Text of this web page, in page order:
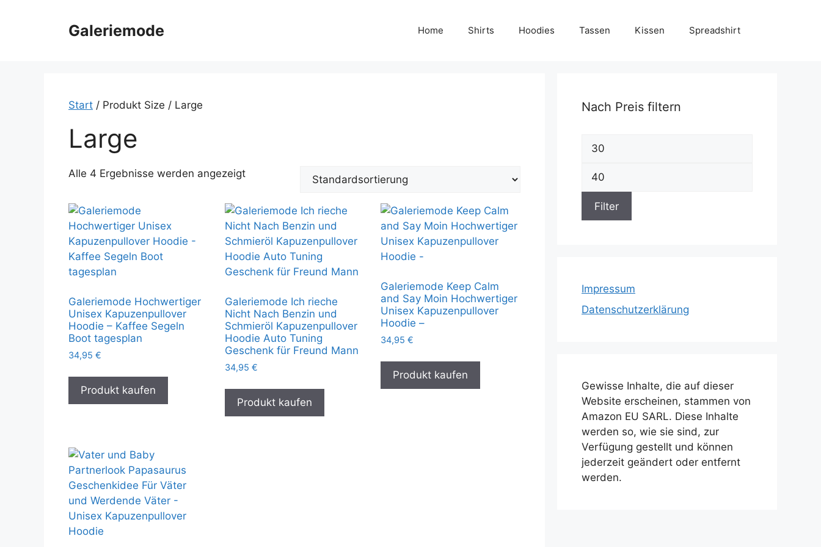
Galeriemode Home Shirts Hoodies Tassen Kissen Spreadshirt
Start / Produkt Size / Large
Large
Alle 4 Ergebnisse werden angezeigt
Galeriemode Hochwertiger
Unisex Kapuzenpullover
Hoodie – Kaffee Segeln
Boot tagesplan
34,95 €
Produkt kaufen
Galeriemode Ich rieche
Nicht Nach Benzin und
Schmieröl Kapuzenpullover
Hoodie Auto Tuning
Geschenk für Freund Mann
34,95 €
Produkt kaufen
Galeriemode Keep Calm
and Say Moin Hochwertiger
Unisex Kapuzenpullover
Hoodie –
34,95€
Produkt kaufen
Nach Preis filtern
Min.
Max.
Preis
Filter
Impressum
Datenschutzerklärung
Gewisse Inhalte, die auf dieser
Website erscheinen, stammen von
Amazon EU SARL. Diese Inhalte
werden so, wie sie sind, zur
Verfügung gestellt und können
jederzeit geändert oder entfernt
werden.